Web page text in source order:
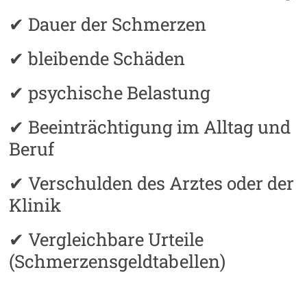
✔ Dauer der Schmerzen
✔ bleibende Schäden
✔ psychische Belastung
✔ Beeinträchtigung im Alltag und
Beruf
✔ Verschulden des Arztes oder der
Klinik
✔ Vergleichbare Urteile
(Schmerzensgeldtabellen)